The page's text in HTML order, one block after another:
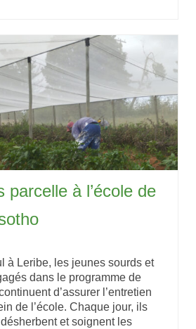
parcelle à l’école de
à Leribe, les jeunes sourds et
dans le programme de
d’assurer l’entretien
de l’école. Chaque jour, ils
et soignent les